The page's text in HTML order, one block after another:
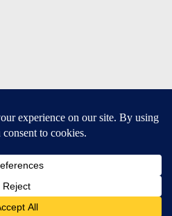
iOS and Android